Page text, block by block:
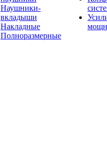
Наушники-
вкладыши
Накладные
Полноразмерные